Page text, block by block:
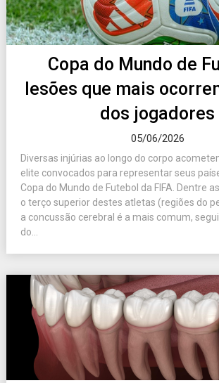
Copa do Mundo de
lesões que mais
dos jogadores
05/06/2026
Diversas injúrias ao longo do corpo
elite convocados para representar seus
Copa do Mundo de Futebol da FIFA. Dentre
o terço superior destes atletas (regiões do
a concussão cerebral é a mais comum,
do...